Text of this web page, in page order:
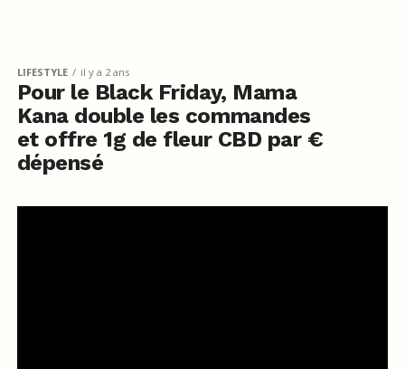
LIFESTYLE il y a 2 ans
Pour le Black Friday, Mama
Kana double les commandes
et offre 1g de fleur CBD par €
dépensé